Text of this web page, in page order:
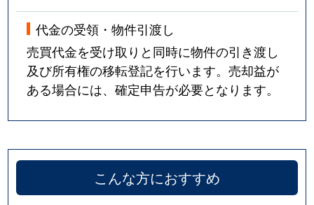
代金の受領・物件引渡し
売買代金を受け取りと同時に物件の引き渡し
及び所有権の移転登記を行います。売却益が
ある場合には、確定申告が必要となります。
こんな方におすすめ